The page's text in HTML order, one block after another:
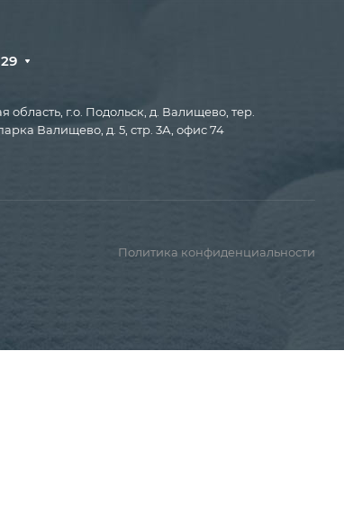
область, г.о. Подольск, д. Валищево, тер.
Валищево, д. 5, стр. 3А, офис 74
Политика конфиденциальности